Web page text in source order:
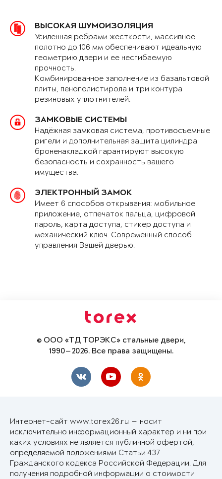
ВЫСОКАЯ ШУМОИЗОЛЯЦИЯ
Усиленная рёбрами жёсткости, массивное
полотно до 106 мм обеспечивают идеальную
геометрию двери и ее несгибаемую
прочность.
Комбинированное заполнение из базальтовой
плиты, пенополистирола и три контура
резиновых уплотнителей.
ЗАМКОВЫЕ СИСТЕМЫ
Надёжная замковая система, противосъемные
ригели и дополнительная защита цилиндра
броненакладкой гарантируют высокую
безопасность и сохранность вашего
имущества.
ЭЛЕКТРОННЫЙ ЗАМОК
Имеет 6 способов открывания: мобильное
приложение, отпечаток пальца, цифровой
пароль, карта доступа, стикер доступа и
механический ключ. Современный способ
управления Вашей дверью.
© ООО «ТД ТОРЭКС» стальные двери,
1990—2026. Все права защищены.
Интернет-сайт www.torex26.ru — носит
исключительно информационный характер и ни при
каких условиях не является публичной офертой,
определяемой положениями Статьи 437
Гражданского кодекса Российской Федерации. Для
получения подробной информации о стоимости